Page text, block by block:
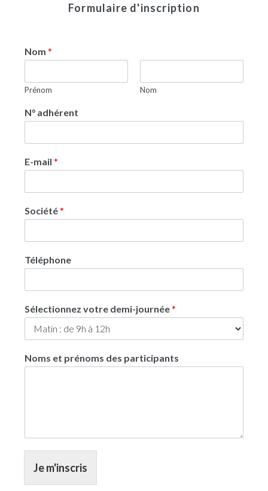
Formulaire d'inscription
Nom *
Prénom Nom
N° adhérent
E-mail *
Société*
Téléphone
Sélectionnez votre demi-journée*
Noms et prénoms des participants
Je m'inscris